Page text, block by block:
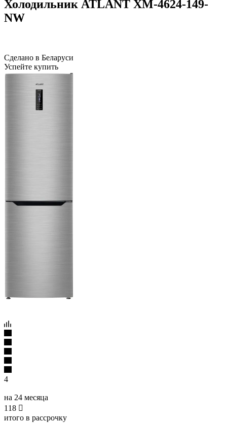
Холодильник ATLANT ХМ-4624-149-
NW
Сделано в Беларуси
Успейте купить
4
на 24 месяца
118 
итого в рассрочку